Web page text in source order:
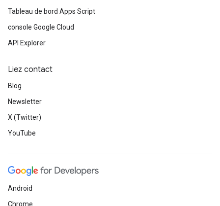
Tableau de bord Apps Script
console Google Cloud
API Explorer
Liez contact
Blog
Newsletter
X (Twitter)
YouTube
Android
Chrome